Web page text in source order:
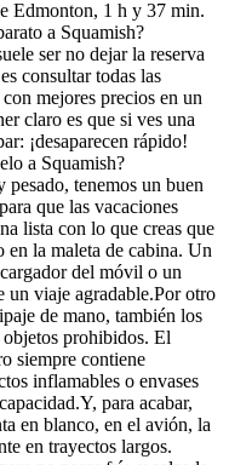
Edmonton, 1 h y 37 min.
a Squamish?
ser no dejar la reserva
consultar todas las
mejores precios en un
claro es que si ves una
¡desaparecen rápido!
a Squamish?
pesado, tenemos un buen
que las vacaciones
lista con lo que creas que
en la maleta de cabina. Un
del móvil o un
un viaje agradable.Por otro
de mano, también los
objetos prohibidos. El
siempre contiene
inflamables o envases
Y, para acabar,
en blanco, en el avión, la
en trayectos largos.